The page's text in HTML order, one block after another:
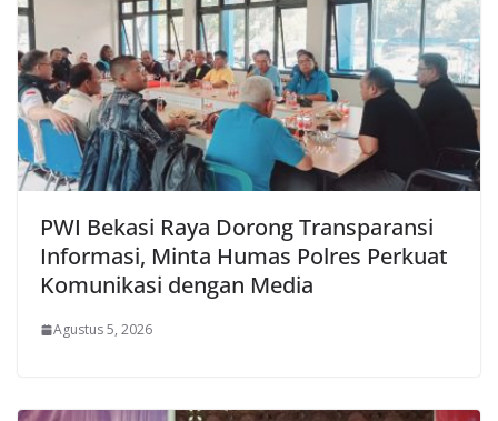
PWI Bekasi Raya Dorong Transparansi
Informasi, Minta Humas Polres Perkuat
Komunikasi dengan Media
Agustus 5, 2026